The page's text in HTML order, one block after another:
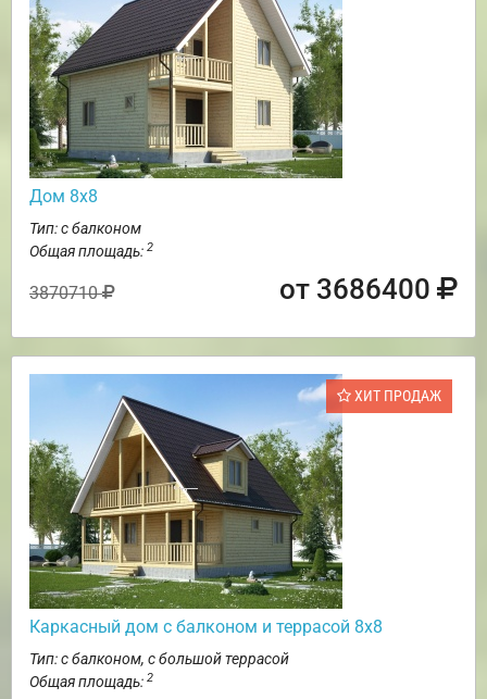
Дом 8х8
Тип: с балконом
Общая площадь: 2
3870710 от 3686400
ХИТ ПРОДАЖ
Каркасный дом с балконом и террасой 8х8
Тип: с балконом, с большой террасой
Общая площадь: 2